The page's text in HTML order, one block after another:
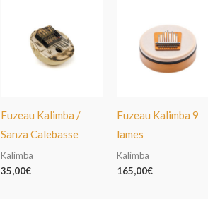
Fuzeau Kalimba /
Sanza Calebasse
Kalimba
35,00€
Fuzeau Kalimba 9
lames
Kalimba
165,00€